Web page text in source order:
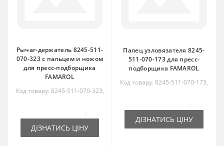
Рычаг-держатель 8245-511-
070-323 с пальцем и ножом
для пресс-подборщика
FAMAROL
Код товару: 8245-511-070-323,
ДІЗНАТИСЬ ЦІНУ
Палец узловязателя 8245-
511-070-173 для пресс-
подборщика FAMAROL
Код товару: 8245-511-070-173,
ДІЗНАТИСЬ ЦІНУ